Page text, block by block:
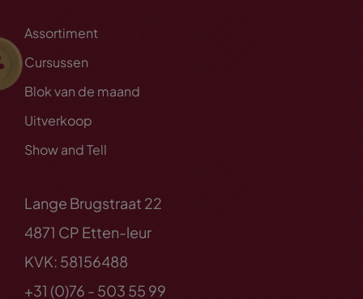
Assortiment
Cursussen
Blok van de maand
Uitverkoop
Show and Tell
Lange Brugstraat 22
4871 CP Etten-leur
KVK: 58156488
+31 (0)76 - 503 55 99